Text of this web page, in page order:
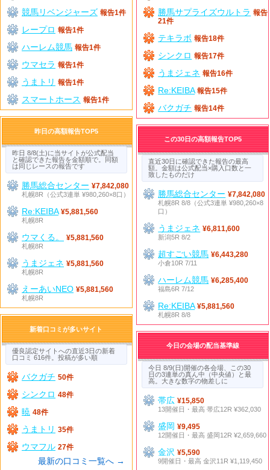
競馬リベンジャーズ 報告1件
レープロ 報告1件
ハーレム競馬 報告1件
ウマセラ 報告1件
うまトリ 報告1件
スマートホース 報告1件
勝馬サプライズウルトラ 報告
21件
テキラボ 報告18件
シンクロ 報告17件
うまジェネ 報告16件
Re:KEIBA 報告15件
バクガチ 報告14件
昨日の高額報告TOP5
昨日 8/8(土)に当サイトが公式配当
と確認できた報告を金額順で。同額
は同じレースの報告です
勝馬総合センター ¥7,842,080
札幌8R（公式3連単 ¥980,260×8口）
Re:KEIBA ¥5,881,560
札幌8R
ウマくる。
¥5,881,560
札幌8R
うまジェネ ¥5,881,560
札幌8R
えーあいNEO ¥5,881,560
札幌8R
この30日の高額報告TOP5
直近30日に確認できた報告の最高
額。金額は公式配当×購入口数と一
致したものだけ
勝馬総合センター ¥7,842,080
札幌8R 8/8（公式3連単 ¥980,260×8
口）
うまジェネ ¥6,811,600
新潟5R 8/2
超すごい競馬 ¥6,443,280
小倉10R 7/11
ハーレム競馬 ¥6,285,400
福島6R 7/12
Re:KEIBA ¥5,881,560
札幌8R 8/8
新着口コミが多いサイト
優良認定サイトへの直近3日の新着
口コミ 616件。投稿が多い順
バクガチ 50件
シンクロ 48件
暁 48件
うまトリ 35件
ウマフル 27件
最新の口コミ一覧へ →
今日の会場の配当基準線
今日 8/9(日)開催の各会場、この30
日の3連単の真ん中（中央値）と最
高。大きな数字の物差しに
帯広¥15,850
13開催日・最高 帯広12R ¥362,030
盛岡¥9,495
12開催日・最高 盛岡12R ¥2,659,660
金沢¥5,590
9開催日・最高 金沢11R ¥1,119,450